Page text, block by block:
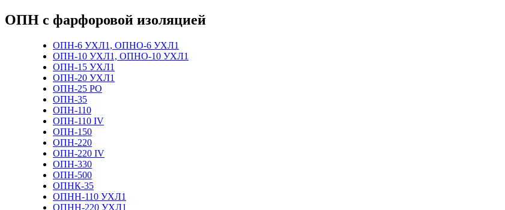
ОПН с фарфоровой изоляцией
ОПН-6 УХЛ1, ОПНО-6 УХЛ1
ОПН-10 УХЛ1, ОПНО-10 УХЛ1
ОПН-15 УХЛ1
ОПН-20 УХЛ1
ОПН-25 РО
ОПН-35
ОПН-110
ОПН-110 IV
ОПН-150
ОПН-220
ОПН-220 IV
ОПН-330
ОПН-500
ОПНК-35
ОПНН-110 УХЛ1
ОПНН-220 УХЛ1